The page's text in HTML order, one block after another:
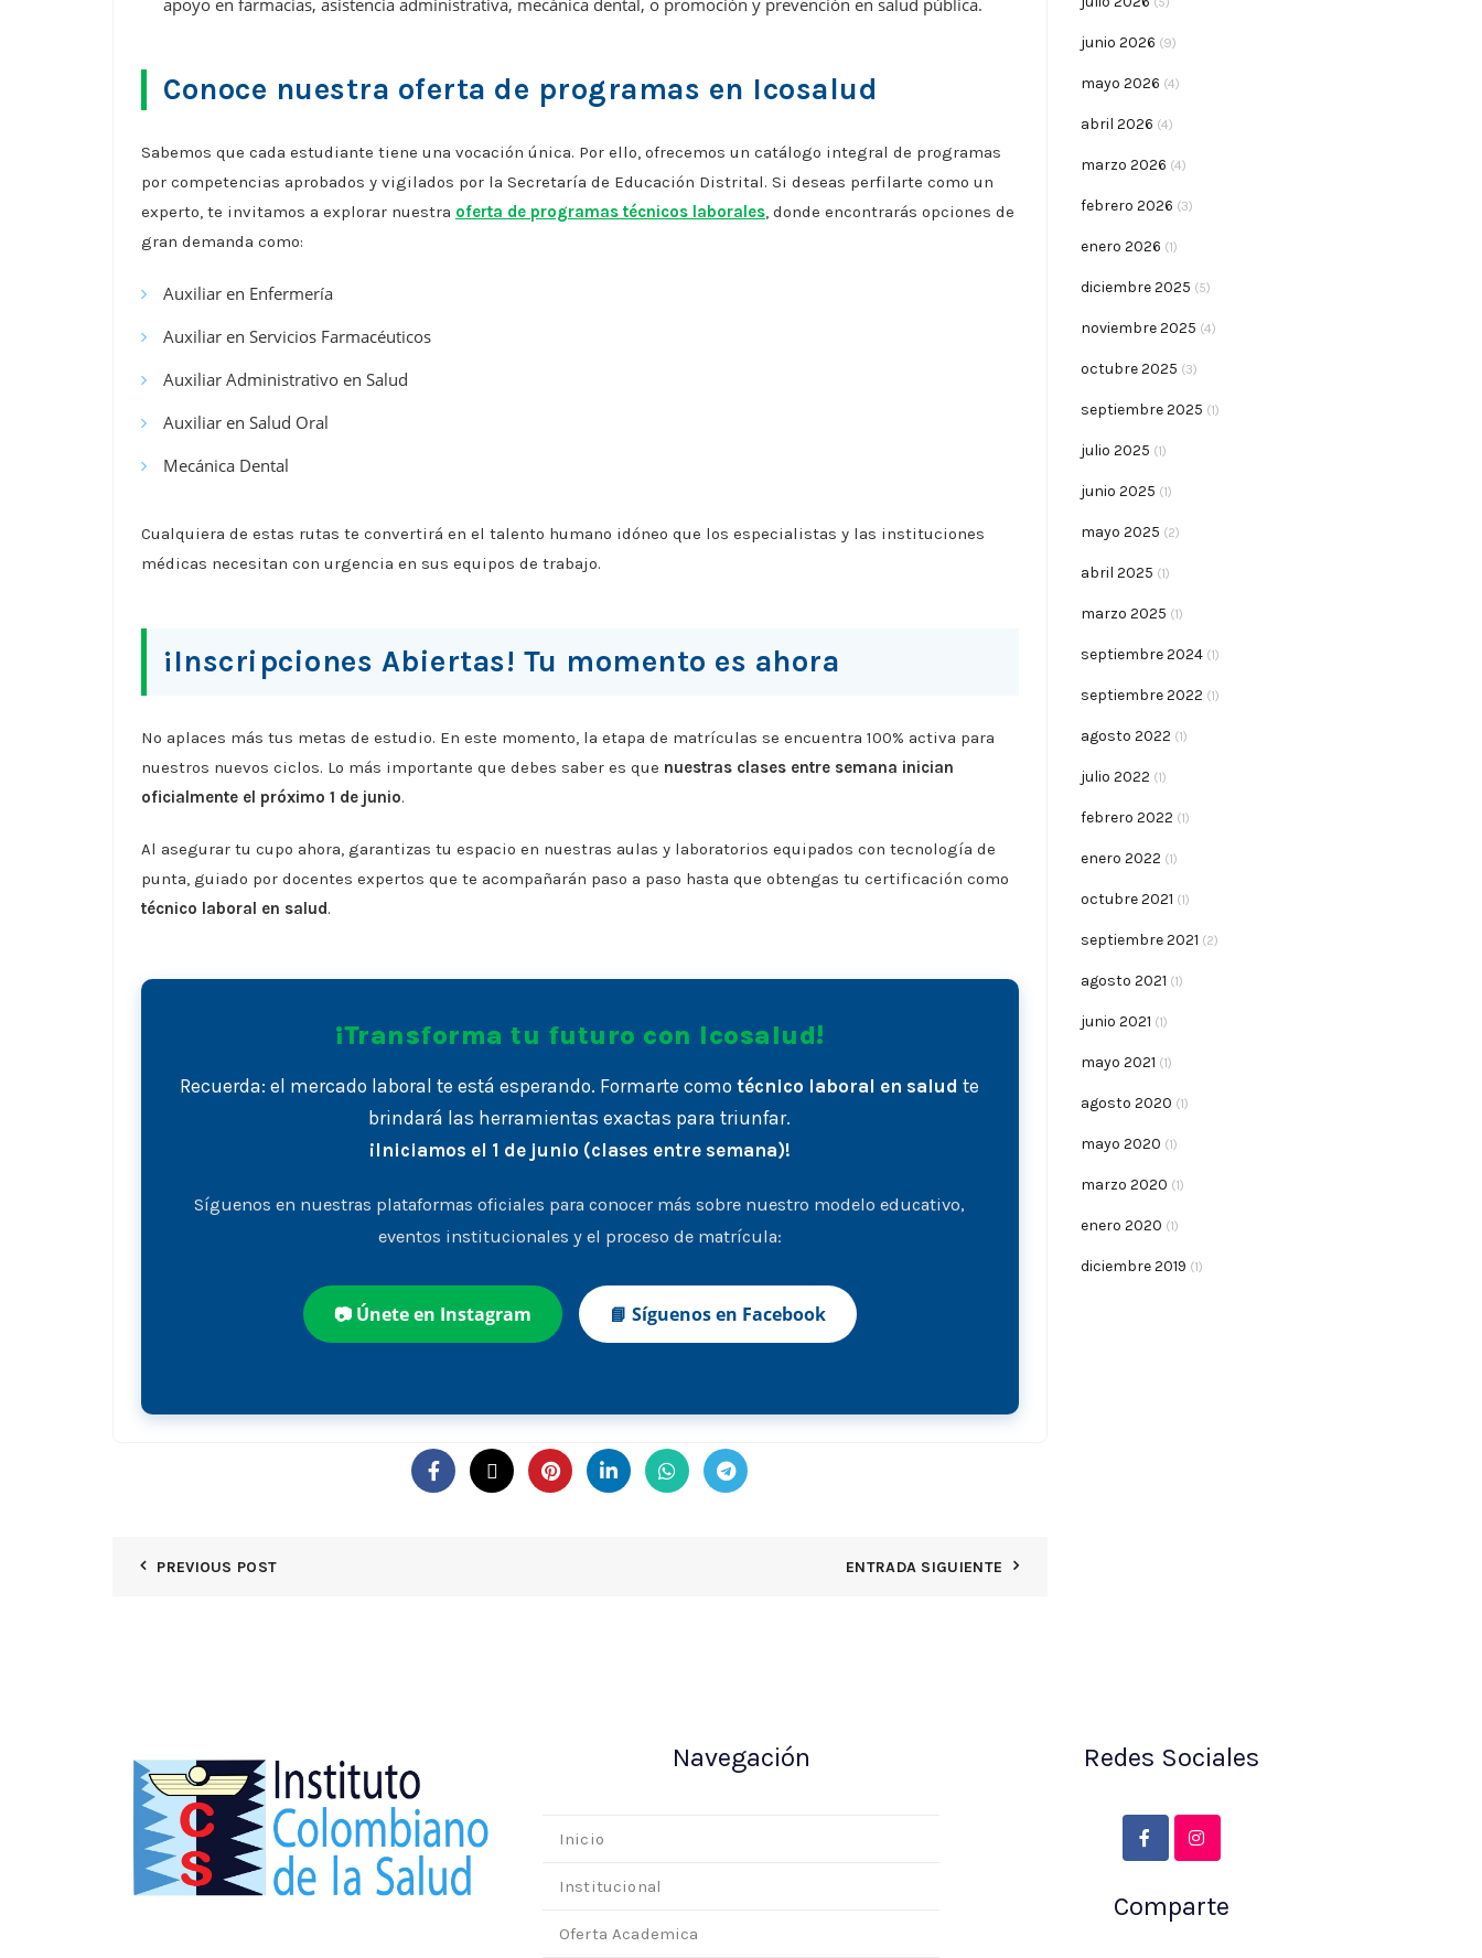
Conoce nuestra oferta de programas en Icosalud
Sabemos que cada estudiante tiene una vocación única. Por ello, ofrecemos un catálogo integral de programas
por competencias aprobados y vigilados por la Secretaría de Educación Distrital. Si deseas perfilarte como un
experto, te invitamos a explorar nuestra oferta de programas técnicos laborales, donde encontrarás opciones de
gran demanda como:
Auxiliar en Enfermería
Auxiliar en Servicios Farmacéuticos
Auxiliar Administrativo en Salud
Auxiliar en Salud Oral
Mecánica Dental
Cualquiera de estas rutas te convertirá en el talento humano idóneo que los especialistas y las instituciones
médicas necesitan con urgencia en sus equipos de trabajo.
¡Inscripciones Abiertas! Tu momento es ahora
No aplaces más tus metas de estudio. En este momento, la etapa de matrículas se encuentra 100% activa para
nuestros nuevos ciclos. Lo más importante que debes saber es que nuestras clases entre semana inician
oficialmente el próximo 1 de junio.
Al asegurar tu cupo ahora, garantizas tu espacio en nuestras aulas y laboratorios equipados con tecnología de
punta, guiado por docentes expertos que te acompañarán paso a paso hasta que obtengas tu certificación como
técnico laboral en salud.
¡Transforma tu futuro con Icosalud!
Recuerda: el mercado laboral te está esperando. Formarte comotécnico laboral en salud te
brindará las herramientas exactas para triunfar.
¡Iniciamos el 1 de junio (clases entre semana)!
Síguenos en nuestras plataformas oficiales para conocer más sobre nuestro modelo educativo,
eventos institucionales y el proceso de matrícula:
📷 Únete en Instagram 📘 Síguenos en Facebook
PREVIOUS POST ENTRADA SIGUIENTE
junio 2026 (9)
mayo 2026 (4)
abril 2026 (4)
marzo 2026 (4)
febrero 2026 (3)
enero 2026 (1)
diciembre 2025 (5)
noviembre 2025 (4)
octubre 2025 (3)
septiembre 2025 (1)
julio 2025 (1)
junio 2025 (1)
mayo 2025 (2)
abril 2025 (1)
marzo 2025 (1)
septiembre 2024(1)
septiembre 2022 (1)
agosto 2022 (1)
julio 2022 (1)
febrero 2022 (1)
enero 2022 (1)
octubre 2021 (1)
septiembre 2021 (2)
agosto 2021 (1)
junio 2021 (1)
mayo 2021 (1)
agosto 2020 (1)
mayo 2020 (1)
marzo 2020 (1)
enero 2020 (1)
diciembre 2019 (1)
Navegación
Inicio
Institucional
Oferta Academica
Redes Sociales
Comparte